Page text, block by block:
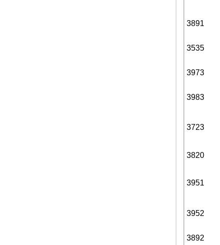
3891
3535
3973
3983
3723
3820
3951
3952
3892